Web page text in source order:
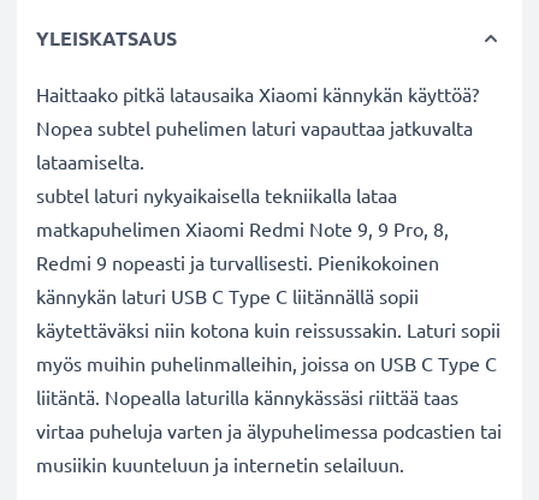
YLEISKATSAUS
Haittaako pitkä latausaika Xiaomi kännykän käyttöä?
Nopea subtel puhelimen laturi vapauttaa jatkuvalta
lataamiselta.
subtel laturi nykyaikaisella tekniikalla lataa
matkapuhelimen Xiaomi Redmi Note 9, 9 Pro, 8,
Redmi 9 nopeasti ja turvallisesti. Pienikokoinen
kännykän laturi USB C Type C liitännällä sopii
käytettäväksi niin kotona kuin reissussakin. Laturi sopii
myös muihin puhelinmalleihin, joissa on USB C Type C
liitäntä. Nopealla laturilla kännykässäsi riittää taas
virtaa puheluja varten ja älypuhelimessa podcastien tai
musiikin kuunteluun ja internetin selailuun.